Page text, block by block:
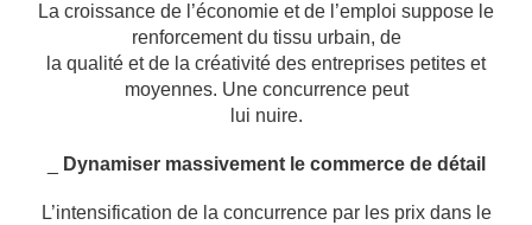
La croissance de l’économie et de l’emploi suppose le
renforcement du tissu urbain, de
la qualité et de la créativité des entreprises petites et
moyennes. Une concurrence peut
lui nuire.
Dynamiser massivement le commerce de détail
L’intensification de la concurrence par les prix dans le